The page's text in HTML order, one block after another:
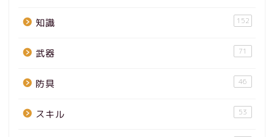
知識 152
武器 71
防具 46
スキル 53